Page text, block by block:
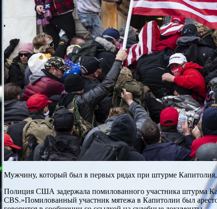
Мужчину, который был в первых рядах при штурме Капитолия,
Полиция США задержала помилованного участника штурма
CBS.»Помилованный участник мятежа в Капитолии был